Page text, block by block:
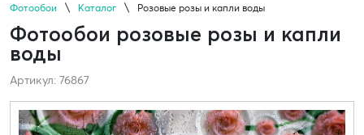
Фотообои Каталог Розовые розы и капли воды
Фотообои розовые розы и капли
воды
Артикул: 76867